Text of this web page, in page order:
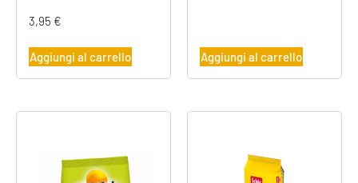
3,95 €
Aggiungi al carrello Aggiungi al carrello